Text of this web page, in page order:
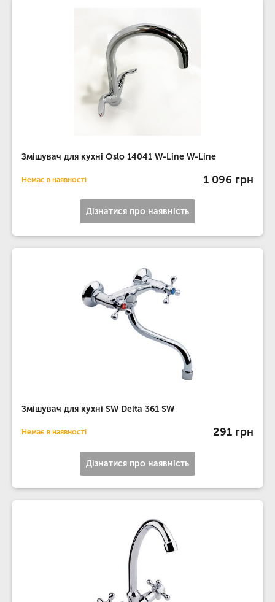
Змішувач для кухні Oslo 14041 W-Line W-Line
Немає в наявності 1 096 грн
Дізнатися про наявність
Змішувач для кухні SW Delta 361 SW
Немає в наявності 291 грн
Дізнатися про наявність